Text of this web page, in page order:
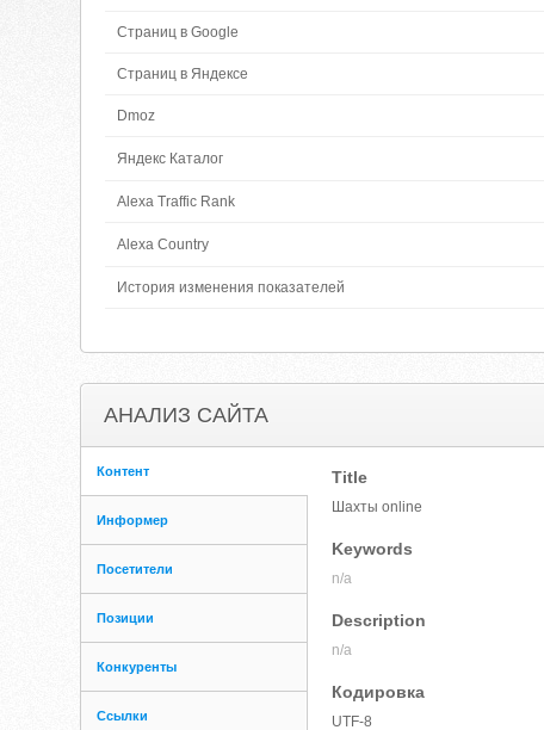
Страниц в Google
Страниц в Яндексе
Dmoz
Яндекс Каталог
Alexa Traffic Rank
Alexa Country
История изменения показателей
АНАЛИЗ САЙТА
Контент
Информер
Посетители
Позиции
Конкуренты
Ссылки
Title
Шахты online
Keywords
n/a
Description
n/a
Кодировка
UTF-8